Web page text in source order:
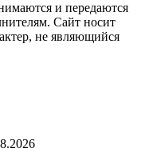
и передаются
Сайт носит
не являющийся